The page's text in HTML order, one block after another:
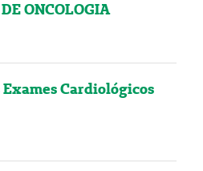
ONCOLOGIA
Cardiológicos